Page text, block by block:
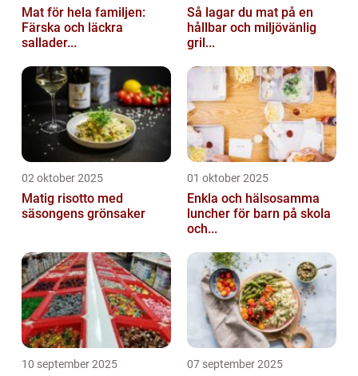
Mat för hela familjen:
Färska och läckra
sallader...
Så lagar du mat på en
hållbar och miljövänlig
gril...
02 oktober 2025
Matig risotto med
säsongens grönsaker
01 oktober 2025
Enkla och hälsosamma
luncher för barn på skola
och...
10 september 2025 07 september 2025